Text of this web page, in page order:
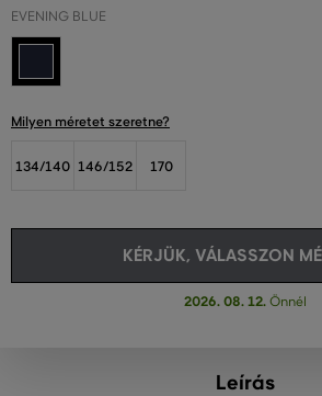
EVENING BLUE
Milyen méretet szeretne?
134/140 146/152 170
KÉRJÜK, VÁLASSZON
2026. 08. 12. Önnél
Leírás